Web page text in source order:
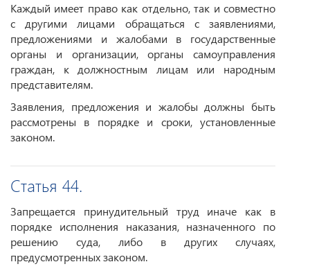
Каждый имеет право как отдельно, так и совместно
с другими лицами обращаться с заявлениями,
предложениями и жалобами в государственные
органы и организации, органы самоуправления
граждан, к должностным лицам или народным
представителям.
Заявления, предложения и жалобы должны быть
рассмотрены в порядке и сроки, установленные
законом.
Статья 44.
Запрещается принудительный труд иначе как в
порядке исполнения наказания, назначенного по
решению суда, либо в других случаях,
предусмотренных законом.